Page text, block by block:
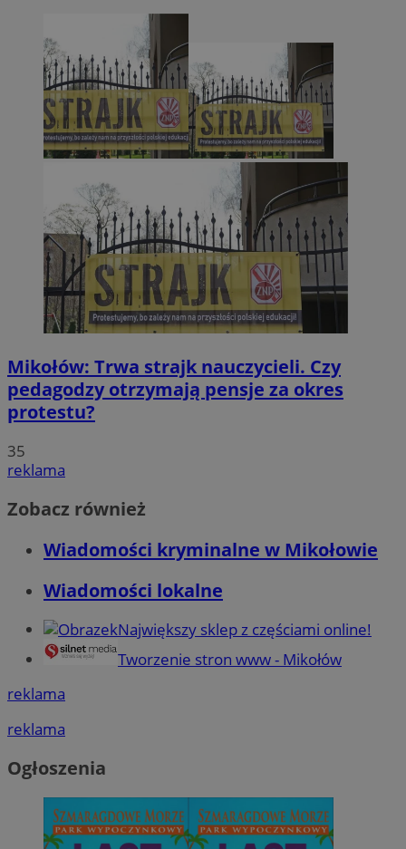
Mikołów: Trwa strajk nauczycieli. Czy
pedagodzy otrzymają pensje za okres
protestu?
35
reklama
Zobacz również
Wiadomości kryminalne w Mikołowie
Wiadomości lokalne
Największy sklep z częściami online!
Tworzenie stron www - Mikołów
reklama
reklama
Ogłoszenia